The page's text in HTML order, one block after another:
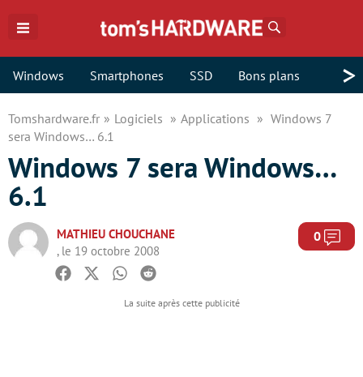
Windows Smartphones SSD Bons plans >
Tomshardware.fr Logiciels Applications
Windows 7
sera Windows… 6.1
Windows 7 sera Windows…
6.1
MATHIEU CHOUCHANE
, le 19 octobre 2008
0
Facebook
TwitterWhatsapp
Reddit